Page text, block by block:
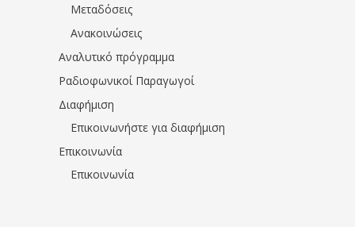
Μεταδόσεις
Ανακοινώσεις
Αναλυτικό πρόγραμμα
Ραδιοφωνικοί Παραγωγοί
Διαφήμιση
Επικοινωνήστε για διαφήμιση
Επικοινωνία
Επικοινωνία